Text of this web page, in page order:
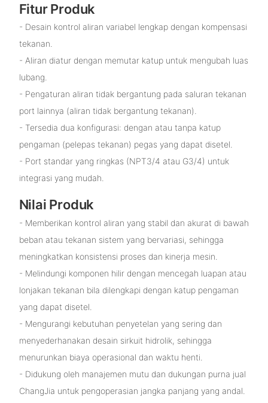
Fitur Produk
- Desain kontrol aliran variabel lengkap dengan kompensasi
tekanan.
- Aliran diatur dengan memutar katup untuk mengubah luas
lubang.
- Pengaturan aliran tidak bergantung pada saluran tekanan
port lainnya (aliran tidak bergantung tekanan).
- Tersedia dua konfigurasi: dengan atau tanpa katup
pengaman (pelepas tekanan) pegas yang dapat disetel.
- Port standar yang ringkas (NPT3/4 atau G3/4) untuk
integrasi yang mudah.
Nilai Produk
- Memberikan kontrol aliran yang stabil dan akurat di bawah
beban atau tekanan sistem yang bervariasi, sehingga
meningkatkan konsistensi proses dan kinerja mesin.
- Melindungi komponen hilir dengan mencegah luapan atau
lonjakan tekanan bila dilengkapi dengan katup pengaman
yang dapat disetel.
- Mengurangi kebutuhan penyetelan yang sering dan
menyederhanakan desain sirkuit hidrolik, sehingga
menurunkan biaya operasional dan waktu henti.
- Didukung oleh manajemen mutu dan dukungan purna jual
ChangJia untuk pengoperasian jangka panjang yang andal.